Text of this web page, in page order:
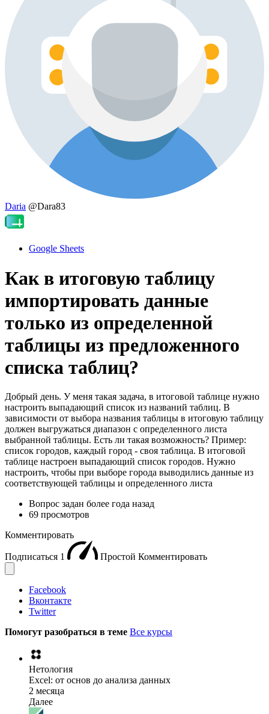
Daria @Dara83
Google Sheets
Как в итоговую таблицу
импортировать данные
только из определенной
таблицы из предложенного
списка таблиц?
Добрый день. У меня такая задача, в итоговой таблице нужно
настроить выпадающий список из названий таблиц. В
зависимости от выбора названия таблицы в итоговую таблицу
должен выгружаться диапазон с определенного листа
выбранной таблицы. Есть ли такая возможность? Пример:
список городов, каждый город - своя таблица. В итоговой
таблице настроен выпадающий список городов. Нужно
настроить, чтобы при выборе города выводились данные из
соответствующей таблицы и определенного листа
Вопрос задан более года назад
69 просмотров
Комментировать
Подписаться 1 Простой Комментировать
Facebook
Вконтакте
Twitter
Помогут разобраться в теме Все курсы
Нетология
Excel: от основ до анализа данных
2 месяца
Далее